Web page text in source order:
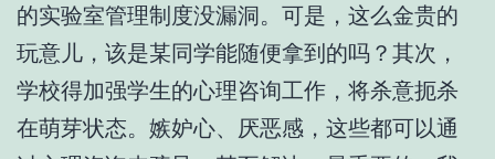
的实验室管理制度没漏洞。可是，这么金贵的
玩意儿，该是某同学能随便拿到的吗？其次，
学校得加强学生的心理咨询工作，将杀意扼杀
在萌芽状态。嫉妒心、厌恶感，这些都可以通